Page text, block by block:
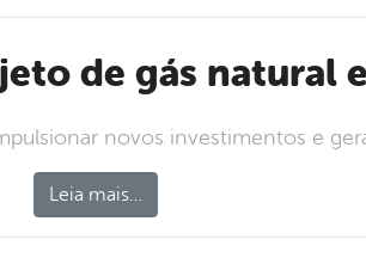
de gás natural
novos investimentos e
Leia mais…